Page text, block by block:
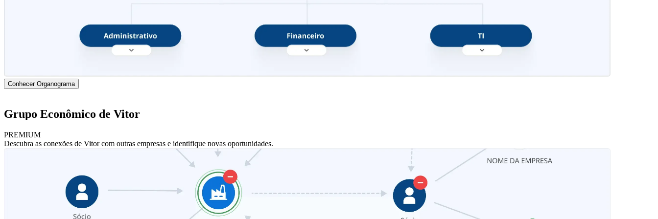
Conhecer Organograma
Grupo Econômico de Vitor
PREMIUM
Descubra as conexões de Vitor com outras empresas e identifique novas oportunidades.